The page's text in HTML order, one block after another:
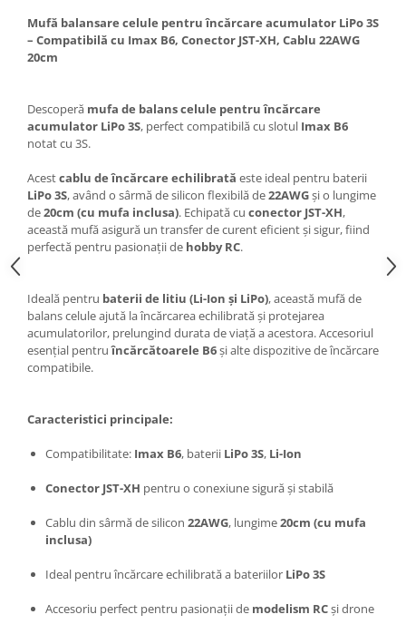
Mufă balansare celule pentru încărcare acumulator LiPo 3S
– Compatibilă cu Imax B6, Conector JST-XH, Cablu 22AWG
20cm
Descoperă mufa de balans celule pentru încărcare
acumulator LiPo 3S, perfect compatibilă cu slotul Imax B6
notat cu 3S.
Acestcablu de încărcare echilibrată este ideal pentru baterii
LiPo 3S, având o sârmă de silicon flexibilă de22AWGși o lungime
de20cm (cu mufa inclusa). Echipată cu conector JST-XH,
această mufă asigură un transfer de curent eficient și sigur, fiind
perfectă pentru pasionații de hobby RC.
Ideală pentru baterii de litiu (Li-Ion și LiPo), această mufă de
balans celule ajută la încărcarea echilibrată și protejarea
acumulatorilor, prelungind durata de viață a acestora. Accesoriul
esențial pentruîncărcătoarele B6și alte dispozitive de încărcare
compatibile.
Caracteristici principale:
Compatibilitate: Imax B6, baterii LiPo 3S, Li-Ion
Conector JST-XH pentru o conexiune sigură și stabilă
Cablu din sârmă de silicon 22AWG, lungime20cm (cu mufa
inclusa)
Ideal pentru încărcare echilibrată a bateriilor LiPo 3S
Accesoriu perfect pentru pasionații de modelism RCși drone